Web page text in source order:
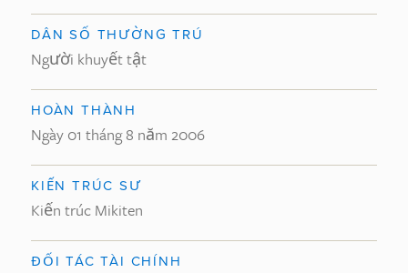
DÂN SỐ THƯỜNG TRÚ
Người khuyết tật
HOÀN THÀNH
Ngày 01 tháng 8 năm 2006
KIẾN TRÚC SƯ
Kiến trúc Mikiten
ĐỐI TÁC TÀI CHÍNH